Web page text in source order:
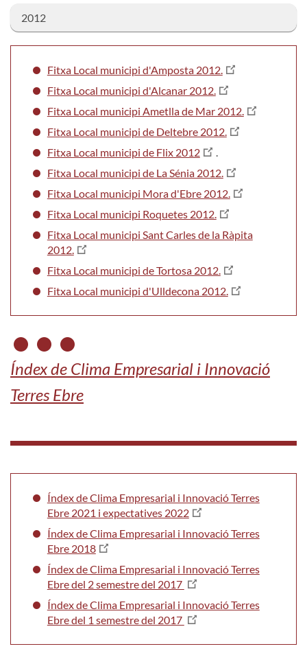
2012
Fitxa Local municipi d'Amposta 2012.
Fitxa Local municipi d'Alcanar 2012.
Fitxa Local municipi Ametlla de Mar 2012.
Fitxa Local municipi de Deltebre 2012.
Fitxa Local municipi de Flix 2012
Fitxa Local municipi de La Sénia 2012.
Fitxa Local municipi Mora d'Ebre 2012.
Fitxa Local municipi Roquetes 2012.
Fitxa Local municipi Sant Carles de la Ràpita
2012.
Fitxa Local municipi de Tortosa 2012.
Fitxa Local municipi d'Ulldecona 2012.
Índex de Clima Empresarial i Innovació
Terres Ebre
Índex de Clima Empresarial i Innovació Terres
Ebre 2021 i expectatives 2022
Índex de Clima Empresarial i Innovació Terres
Ebre 2018
Índex de Clima Empresarial i Innovació Terres
Ebre del 2 semestre del 2017
Índex de Clima Empresarial i Innovació Terres
Ebre del 1 semestre del 2017